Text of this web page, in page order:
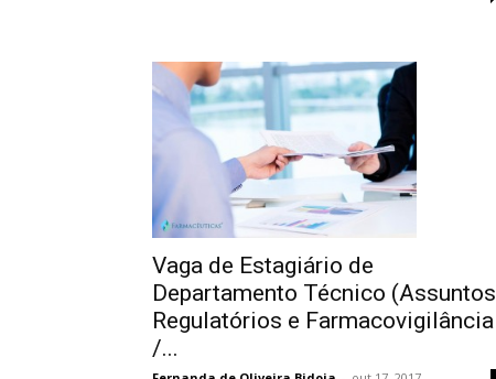
Vaga de Estagiário de
Departamento Técnico (Assuntos
Regulatórios e Farmacovigilância
/...